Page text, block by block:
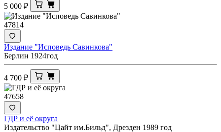
5 000 ₽
47814
Издание "Исповедь Савинкова"
Берлин 1924год
4 700 ₽
47658
ГДР и её округа
Издательство "Цайт им.Бильд", Дрезден 1989 год